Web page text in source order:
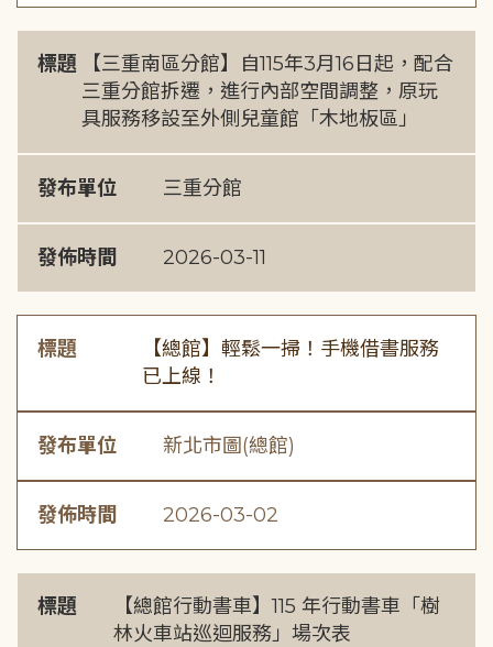
標題
【三重南區分館】自115年3月16日起，配合
三重分館拆遷，進行內部空間調整，原玩
具服務移設至外側兒童館「木地板區」
發布單位 三重分館
發佈時間 2026-03-11
標題
【總館】輕鬆一掃！手機借書服務
已上線！
發布單位 新北市圖(總館)
發佈時間 2026-03-02
標題
【總館行動書車】115 年行動書車「樹
林火車站巡迴服務」場次表